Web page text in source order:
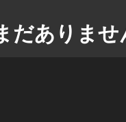
ありませ